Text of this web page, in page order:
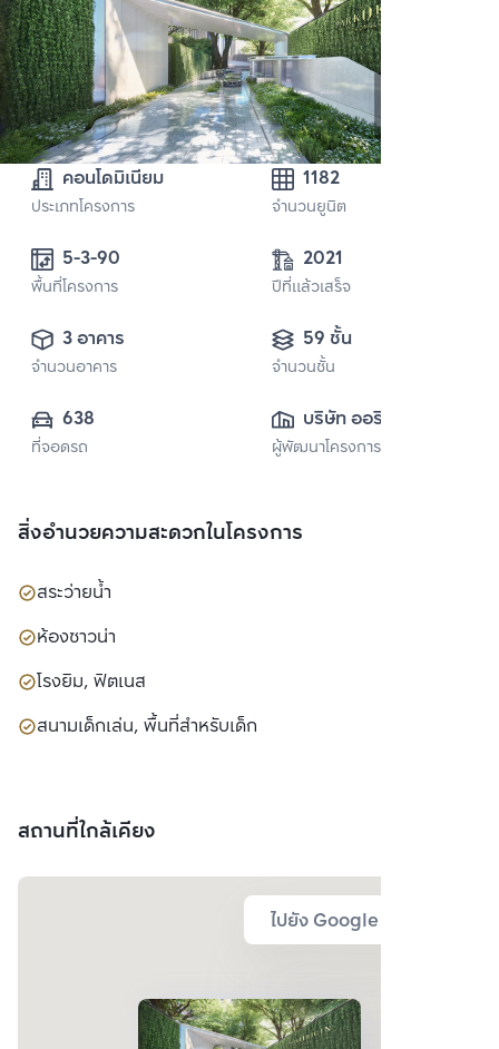
คอนโดมิเนียม
ประเภทโครงการ
1182
จำนวนยูนิต
5-3-90
พื้นที่โครงการ
2021
ปีที่แล้วเสร็จ
3 อาคาร
จำนวนอาคาร
59 ชั้น
จำนวนชั้น
638
ที่จอดรถ
บริษัท ออริจิ้น
พร็อพเพอร์ตี้ จำกัด
ผู้พัฒนาโครงการ
สิ่งอำนวยความสะดวกในโครงการ
สระว่ายน้ำ
ห้องซาวน่า
โรงยิม, ฟิตเนส
สนามเด็กเล่น, พื้นที่สำหรับเด็ก
สถานที่ใกล้เคียง
ไปยัง Google Map